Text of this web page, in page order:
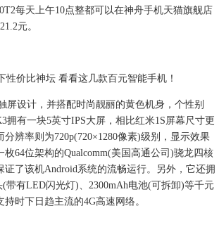
每天上午10点整都可以在神舟手机天猫旗舰店
元。
屏设计，并搭配时尚靓丽的黄色机身，个性别
拥有一块5英寸IPS大屏，相比红米1S屏幕尺寸更
辨率则为720p(720×1280像素)级别，显示效果
64位架构的Qualcomm(美国高通公司)骁龙四核
证了该机Android系统的流畅运行。另外，它还拥
带有LED闪光灯)、2300mAh电池(可拆卸)等千元
时下日趋主流的4G高速网络。